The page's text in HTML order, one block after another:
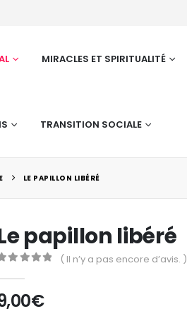
MIRACLES ET SPIRITUALITÉ
TRANSITION SOCIALE
LE PAPILLON LIBÉRÉ
papillon libéré
( Il n’y a pas encore d’avis. )
€